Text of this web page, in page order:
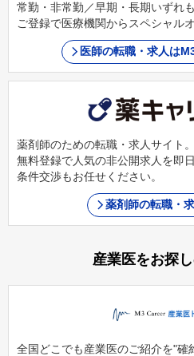
常勤・非常勤／早期・長期いずれ
ご登録で医療機関からスペシャル
医師の転職・求人は
薬剤師のための転職・求人サイト
無料登録で人気の非公開求人を即
条件交渉もお任せください。
薬剤師の転職・
産業医をお探
全国どこでも産業医のご紹介を"確